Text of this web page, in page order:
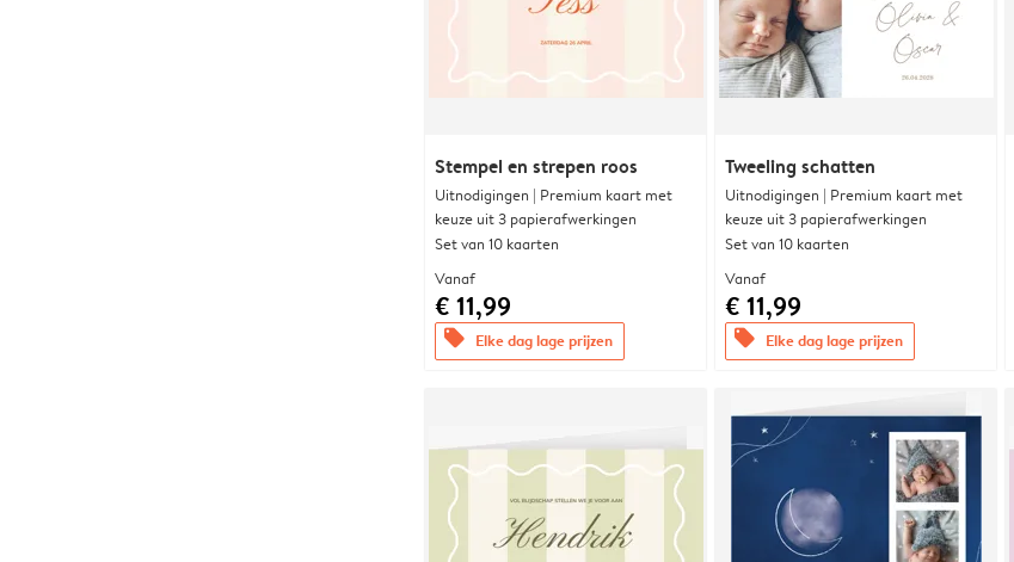
Stempel en strepen roos
Uitnodigingen | Premium kaart met
keuze uit 3 papierafwerkingen
Set van 10 kaarten
Vanaf
€ 11,99
offers Elke dag lage prijzen
Tweeling schatten
Uitnodigingen | Premium kaart met
keuze uit 3 papierafwerkingen
Set van 10 kaarten
Vanaf
€ 11,99
offers Elke dag lage prijzen